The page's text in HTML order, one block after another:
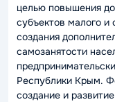
целью повышения
субъектов малого и
создания
самозанятости
Республики Крым.
создание и